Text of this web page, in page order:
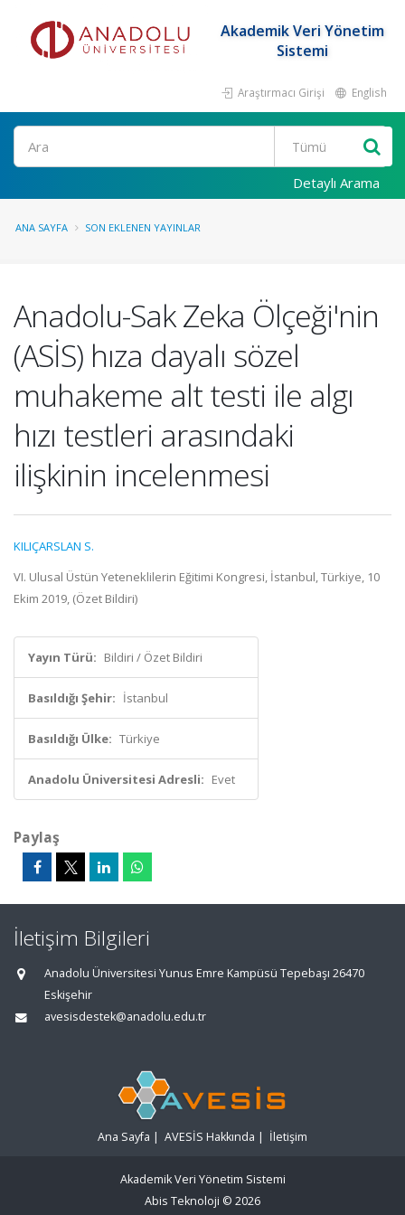
Akademik Veri Yönetim
Sistemi
Araştırmacı Girişi English
Ara
Detaylı Arama
ANA SAYFA SON EKLENEN YAYINLAR
Anadolu-Sak Zeka Ölçeği'nin
(ASİS) hıza dayalı sözel
muhakeme alt testi ile algı
hızı testleri arasındaki
ilişkinin incelenmesi
KILIÇARSLAN S.
VI. Ulusal Üstün Yeteneklilerin Eğitimi Kongresi, İstanbul, Türkiye, 10
Ekim 2019, (Özet Bildiri)
Yayın Türü: Bildiri / Özet Bildiri
Basıldığı Şehir: İstanbul
Basıldığı Ülke: Türkiye
Anadolu Üniversitesi Adresli: Evet
Paylaş
İletişim Bilgileri
Anadolu Üniversitesi Yunus Emre Kampüsü Tepebaşı 26470
Eskişehir
avesisdestek@anadolu.edu.tr
Ana Sayfa | AVESİS Hakkında | İletişim
Akademik Veri Yönetim Sistemi
Abis Teknoloji © 2026